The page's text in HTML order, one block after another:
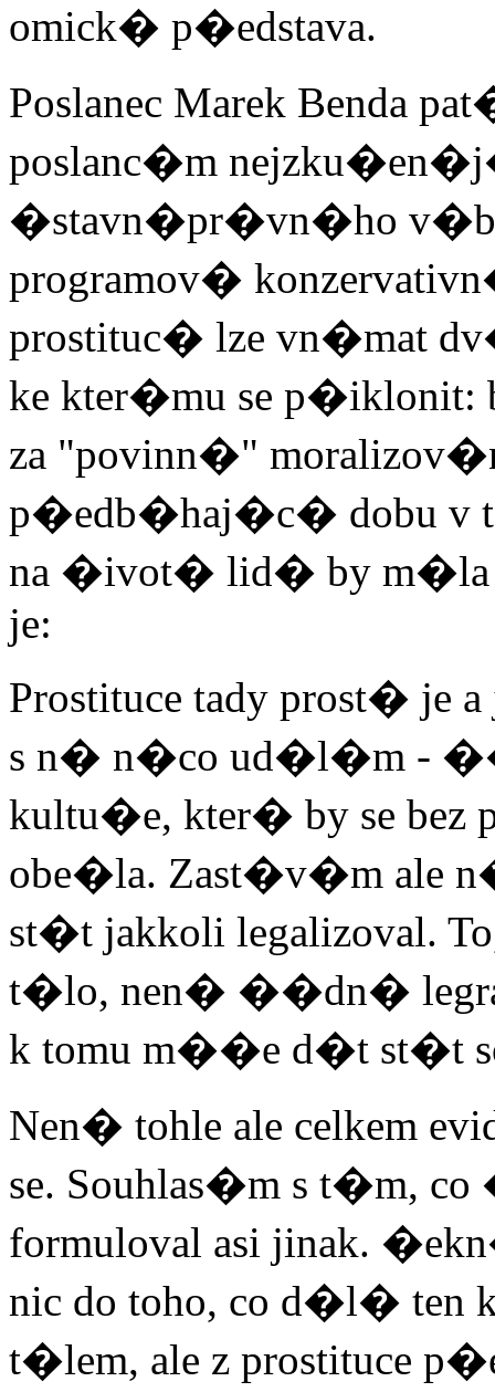
omick� p�edstava.
Poslanec Marek
poslanc�m
�stavn�pr�vn�ho
programov�
prostituc� lze vn�mat
ke kter�mu se
za "povinn�"
p�edb�haj�c� dobu v
na �ivot� lid� by
je:
Prostituce tady prost�
s n� n�co ud�l�m -
kultu�e, kter� by se
obe�la. Zast�v�m ale
st�t jakkoli legalizoval.
t�lo, nen� ��dn�
k tomu m��e d�t st�t
Nen� tohle ale celkem
se. Souhlas�m s t�m,
formuloval asi jinak.
nic do toho, co d�l�
t�lem, ale z prostituce